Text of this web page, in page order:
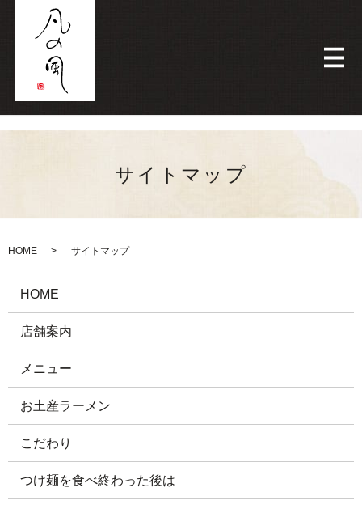
メ
サイトマップ
HOME サイトマップ
HOME
店舗案内
メニュー
お土産ラーメン
こだわり
つけ麺を食べ終わった後は